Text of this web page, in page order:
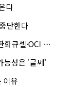
다
단한다
영향은?
능성은 '글쎄'
이유